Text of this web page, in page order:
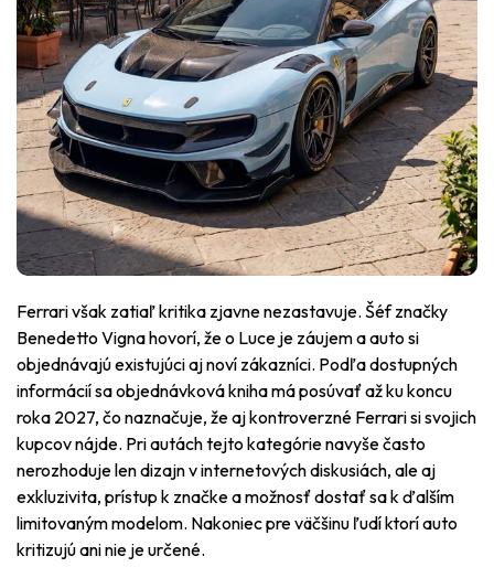
Ferrari však zatiaľ kritika zjavne nezastavuje. Šéf značky
Benedetto Vigna hovorí, že o Luce je záujem a auto si
objednávajú existujúci aj noví zákazníci. Podľa dostupných
informácií sa objednávková kniha má posúvať až ku koncu
roka 2027, čo naznačuje, že aj kontroverzné Ferrari si svojich
kupcov nájde. Pri autách tejto kategórie navyše často
nerozhoduje len dizajn v internetových diskusiách, ale aj
exkluzivita, prístup k značke a možnosť dostať sa k ďalším
limitovaným modelom. Nakoniec pre väčšinu ľudí ktorí auto
kritizujú ani nie je určené.